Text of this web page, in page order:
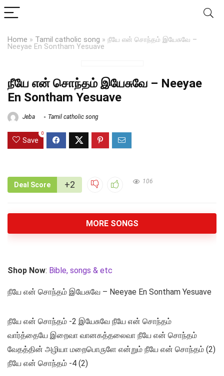
Home » Tamil catholic song » நீயே என் சொந்தம் இயேசுவே –
Neeyae En Sontham Yesuave
நீயே என் சொந்தம் இயேசுவே – Neeyae
En Sontham Yesuave
Jeba Tamil catholic song
Save
0
Deal Score +2 106
MORE SONGS
Shop Now: Bible, songs & etc
நீயே என் சொந்தம் இயேசுவே – Neeyae En Sontham Yesuave
நீயே என் சொந்தம் -2 இயேசுவே நீயே என் சொந்தம்
வார்த்தையே இறைவா வானகத்தலைவா நீயே என் சொந்தம்
வேதத்தின் அழியா மறைபொருளே என்றும் நீயே என் சொந்தம் (2)
நீயே என் சொந்தம் -4 (2)